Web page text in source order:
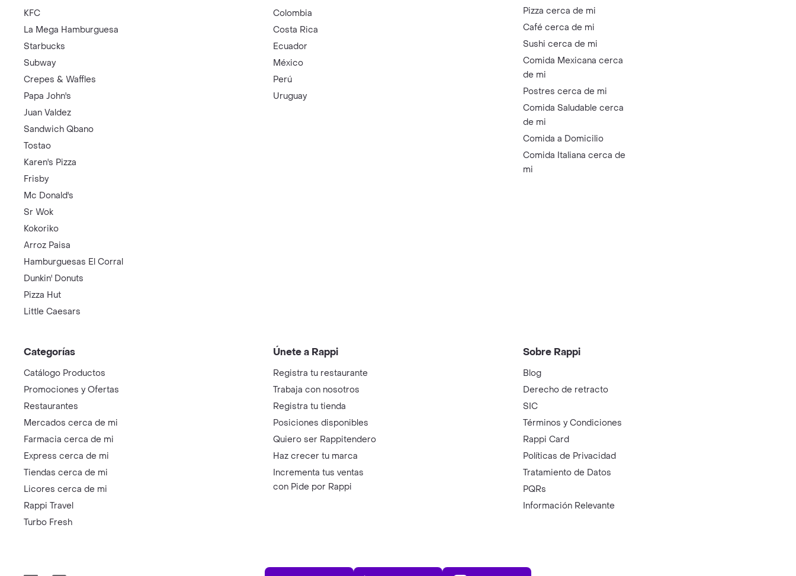
KFC
La Mega Hamburguesa
Starbucks
Subway
Crepes & Waffles
Papa John's
Juan Valdez
Sandwich Qbano
Tostao
Karen's Pizza
Frisby
Mc Donald's
Sr Wok
Kokoriko
Arroz Paisa
Hamburguesas El Corral
Dunkin' Donuts
Pizza Hut
Little Caesars
Colombia
Costa Rica
Ecuador
México
Perú
Uruguay
Pizza cerca de mi
Café cerca de mi
Sushi cerca de mi
Comida Mexicana cerca
de mi
Postres cerca de mi
Comida Saludable cerca
de mi
Comida a Domicilio
Comida Italiana cerca de
mi
Categorías
Catálogo Productos
Promociones y Ofertas
Restaurantes
Mercados cerca de mi
Farmacia cerca de mi
Express cerca de mi
Tiendas cerca de mi
Licores cerca de mi
Rappi Travel
Turbo Fresh
Únete a Rappi
Registra tu restaurante
Trabaja con nosotros
Registra tu tienda
Posiciones disponibles
Quiero ser Rappitendero
Haz crecer tu marca
Incrementa tus ventas
con Pide por Rappi
Sobre Rappi
Blog
Derecho de retracto
SIC
Términos y Condiciones
Rappi Card
Políticas de Privacidad
Tratamiento de Datos
PQRs
Información Relevante
App Store Play Store AppGallery